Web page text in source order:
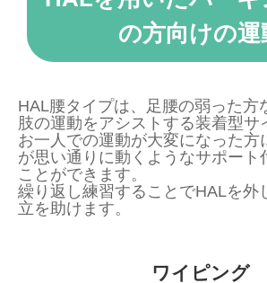
の方向けの運
HAL腰タイプは、足腰の弱った方
肢の運動をアシストする装着型サ
お一人での運動が大変になった方
が思い通りに動くようなサポート
ことができます。
繰り返し練習することでHALを外
立を助けます。
ワイピング